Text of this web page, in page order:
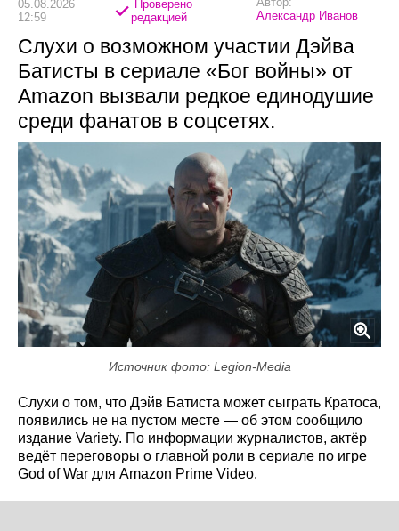
05.08.2026
12:59
Проверено
редакцией
Александр Иванов
Слухи о возможном участии Дэйва
Батисты в сериале «Бог войны» от
Amazon вызвали редкое единодушие
среди фанатов в соцсетях.
Источник фото: Legion-Media
Слухи о том, что Дэйв Батиста может сыграть Кратоса,
появились не на пустом месте — об этом сообщило
издание Variety. По информации журналистов, актёр
ведёт переговоры о главной роли в сериале по игре
God of War для Amazon Prime Video.